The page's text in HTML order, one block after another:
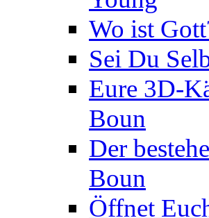
Wo ist
Sei Du
Eure 3D-
Boun
Der
Boun
Öffnet